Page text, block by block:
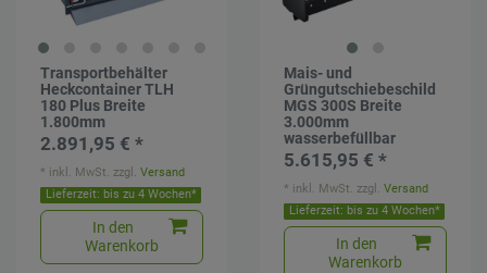
Transportbehälter
Heckcontainer TLH
180 Plus Breite
1.800mm
2.891,95 € *
Lieferzeit: bis zu 4 Wochen*
In den
Warenkorb
* inkl. MwSt. zzgl.Versand
Mais- und
Grüngutschiebeschild
MGS 300S Breite
3.000mm
wasserbefüllbar
5.615,95 € *
Lieferzeit: bis zu 4 Wochen*
In den
Warenkorb
* inkl. MwSt. zzgl.Versand